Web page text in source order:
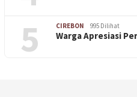
5 CIREBON 995 Dilihat
Warga Apresiasi